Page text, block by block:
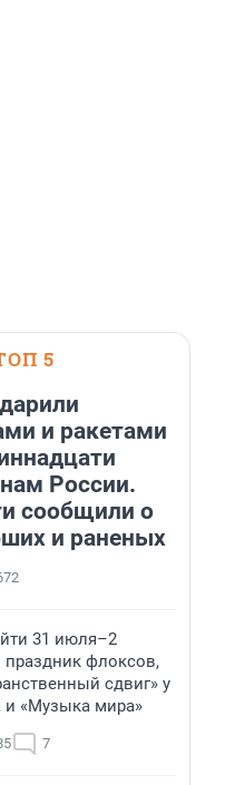
5
и ракетами
России.
сообщили о
и раненых
31 июля–2
праздник флоксов,
сдвиг» у
«Музыка мира»
7